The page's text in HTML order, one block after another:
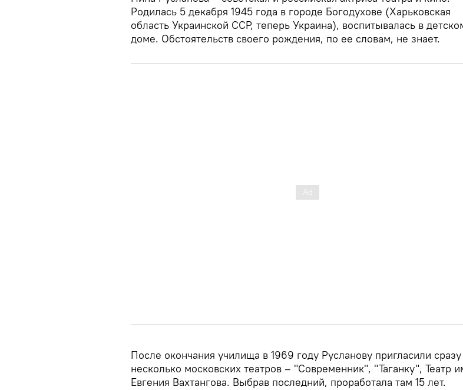
Родилась 5 декабря 1945 года в городе Богодухове (Харьковская
область Украинской ССР, теперь Украина), воспитывалась в
доме. Обстоятельств своего рождения, по ее словам, не знает.
После окончания училища в 1969 году Русланову пригласили
несколько московских театров – "Современник", "Таганку", Театр
Евгения Вахтангова. Выбрав последний, проработала там 15 лет.